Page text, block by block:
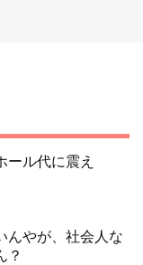
ール代に震え
んやが、社会人な
？